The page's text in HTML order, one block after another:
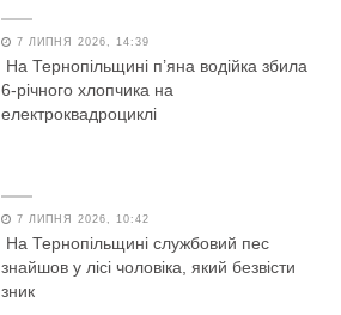
7 ЛИПНЯ 2026, 14:39
На Тернопільщині п’яна водійка збила
6-річного хлопчика на
електроквадроциклі
7 ЛИПНЯ 2026, 10:42
На Тернопільщині службовий пес
знайшов у лісі чоловіка, який безвісти
зник